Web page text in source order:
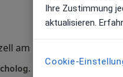
Maps
Psychotherapeutin
Ihre Zustimmung
aktualisieren.
Cookie-